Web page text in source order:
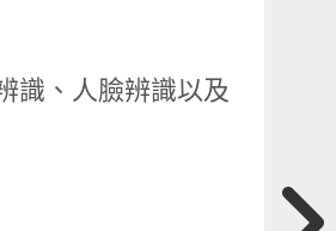
識、人臉辨識以及